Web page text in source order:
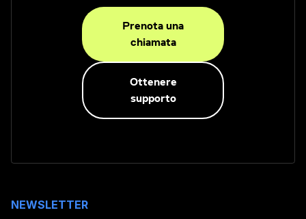
Prenota una
chiamata
Ottenere
supporto
NEWSLETTER